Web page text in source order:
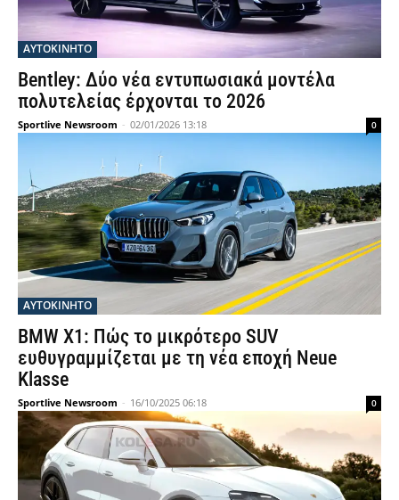
ΑΥΤΟΚΙΝΗΤΟ
Bentley: Δύο νέα εντυπωσιακά μοντέλα
πολυτελείας έρχονται το 2026
Sportlive Newsroom - 02/01/2026 13:18 0
ΑΥΤΟΚΙΝΗΤΟ
BMW X1: Πώς το μικρότερο SUV
ευθυγραμμίζεται με τη νέα εποχή Neue
Klasse
Sportlive Newsroom - 16/10/2025 06:18 0